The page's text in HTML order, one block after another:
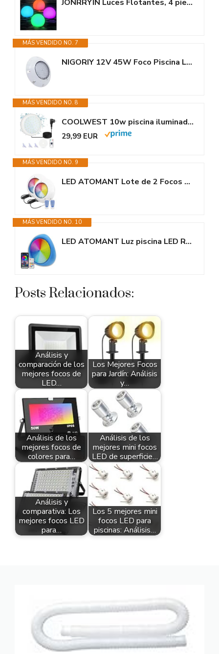
JONRRYIN Luces Flotantes, 4 piezas Iluminación Piscina, Luz de Piscina LED...
MÁS VENDIDO NO. 7
NIGORIY 12V 45W Foco Piscina LED, Luces Subacuáticas IP68 Impermeable, Luz...
MÁS VENDIDO NO. 8
COOLWEST 10w piscina iluminada led, con cable de 7,0m y control remoto, luz...
29,99 EUR
MÁS VENDIDO NO. 9
LED ATOMANT Lote de 2 Focos de piscina LED 45W RGB 12V AC, Luz para Piscina...
MÁS VENDIDO NO. 10
LED ATOMANT Luz piscina LED RGB 10W Impermeable IP68 Sumergible, Cable 8m,...
Posts Relacionados:
Análisis y
comparación de los
mejores focos de
LED…
Los Mejores Focos
para Jardín: Análisis
y…
Análisis de los
mejores focos de
colores para…
Análisis de los
mejores mini focos
LED de superficie…
Análisis y
comparativa: Los
mejores focos LED
para…
Los 5 mejores mini
focos LED para
piscinas: Análisis…